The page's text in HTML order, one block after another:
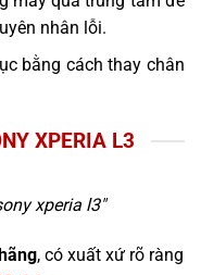
nhân lỗi.
bằng cách thay chân
XPERIA L3
xperia l3"
, có xuất xứ rõ ràng